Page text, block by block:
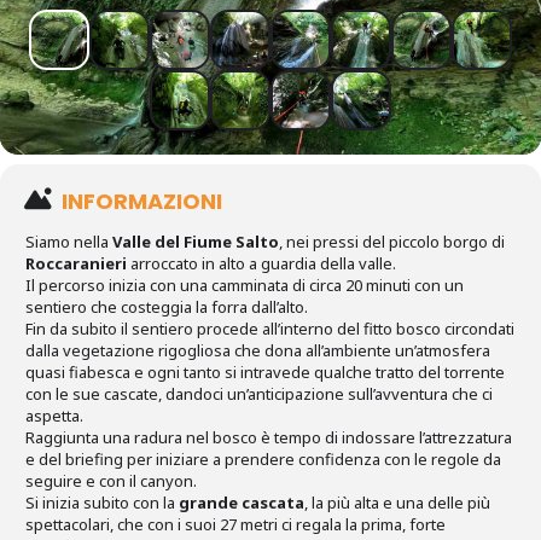
INFORMAZIONI
Siamo nella Valle del Fiume Salto, nei pressi del piccolo borgo di
Roccaranieri arroccato in alto a guardia della valle.
Il percorso inizia con una camminata di circa 20 minuti con un
sentiero che costeggia la forra dall’alto.
Fin da subito il sentiero procede all’interno del fitto bosco circondati
dalla vegetazione rigogliosa che dona all’ambiente un’atmosfera
quasi fiabesca e ogni tanto si intravede qualche tratto del torrente
con le sue cascate, dandoci un’anticipazione sull’avventura che ci
aspetta.
Raggiunta una radura nel bosco è tempo di indossare l’attrezzatura
e del briefing per iniziare a prendere confidenza con le regole da
seguire e con il canyon.
Si inizia subito con la grande cascata, la più alta e una delle più
spettacolari, che con i suoi 27 metri ci regala la prima, forte